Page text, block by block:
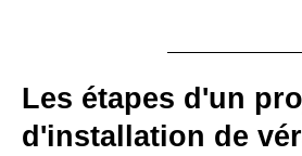
Les étapes d'un
d'installation de